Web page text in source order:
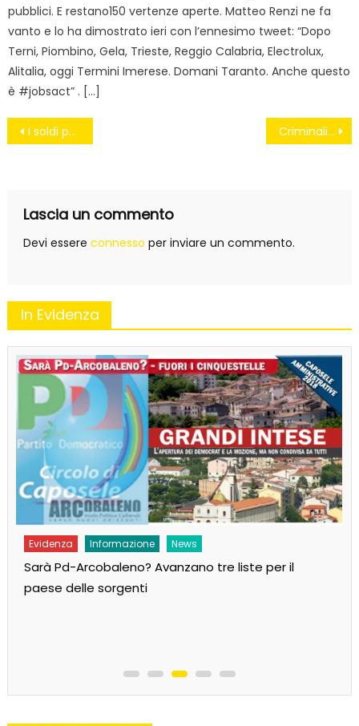
pubblici. E restano150 vertenze aperte. Matteo Renzi ne fa
vanto e lo ha dimostrato ieri con l’ennesimo tweet: “Dopo
Terni, Piombino, Gela, Trieste, Reggio Calabria, Electrolux,
Alitalia, oggi Termini Imerese. Domani Taranto. Anche questo
è #jobsact” . […]
Navigazione
I soldi per ristrutturare le scuole non ci sono, per le paritarie sì Criminali di pace incapaci e felici
Lascia un commento
Devi essere connesso per inviare un commento.
In Evidenza
Andiamo al governo per cambiare il Paese!